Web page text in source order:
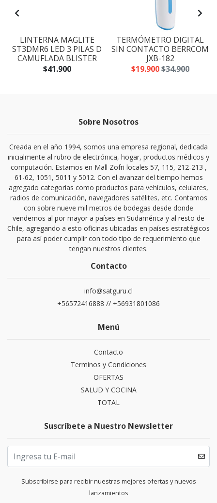
LINTERNA MAGLITE
ST3DMR6 LED 3 PILAS D
CAMUFLADA BLISTER
$41.900
TERMÓMETRO DIGITAL
SIN CONTACTO BERRCOM
JXB-182
$19.900$34.900
Sobre Nosotros
Creada en el año 1994, somos una empresa regional, dedicada
inicialmente al rubro de electrónica, hogar, productos médicos y
computación. Estamos en Mall Zofri locales 57, 115, 212-213 ,
61-62, 1051, 5011 y 5012. Con el avanzar del tiempo hemos
agregado categorías como productos para vehículos, celulares,
radios de comunicación, navegadores satélites, etc. Contamos
con sobre nueve mil metros de bodegas desde donde
vendemos al por mayor a países en Sudamérica y al resto de
Chile, agregando a esto oficinas ubicadas en países estratégicos
para así poder cumplir con todo tipo de requerimiento que
tengan nuestros clientes.
Contacto
info@satguru.cl
+56572416888 // +56931801086
Menú
Contacto
Terminos y Condiciones
OFERTAS
SALUD Y COCINA
TOTAL
Suscríbete a Nuestro Newsletter
Subscribirse para recibir nuestras mejores ofertas y nuevos
lanzamientos